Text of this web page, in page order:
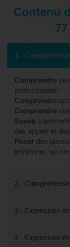
Contenu
1 -
Comprendre
professionnel ;
Comprendre
Comprendre
Savoir
des appels et
Poser des
téléphone, qui
2 -
3 - Expression
4 - Expression